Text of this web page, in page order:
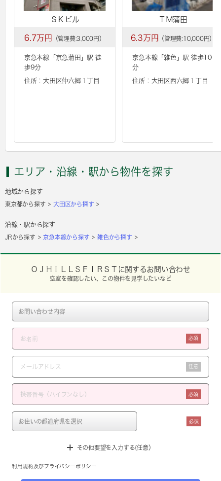
ＳＫビル
6.7万円 （管理費:3,000円）
京急本線「 京急蒲田 」駅 徒
歩9分
住所：大田区仲六郷１丁目
ＴＭ蒲田
6.3万円 （管理費:10,000円）
京急本線「雑色 」駅 徒歩10
分
住所：大田区西六郷１丁目
エリア・沿線・駅から物件を探す
地域から探す
東京都から探す 大田区から探す
沿線・駅から探す
JRから探す 京急本線から探す 雑色から探す
ＯＪＨＩＬＬＳＦＩＲＳＴに関するお問い合わせ
空室を確認したい、この物件を見学したいなど
必須
任意
必須
必須
その他要望を入力する(任意）
利用規約 及び プライバシーポリシー